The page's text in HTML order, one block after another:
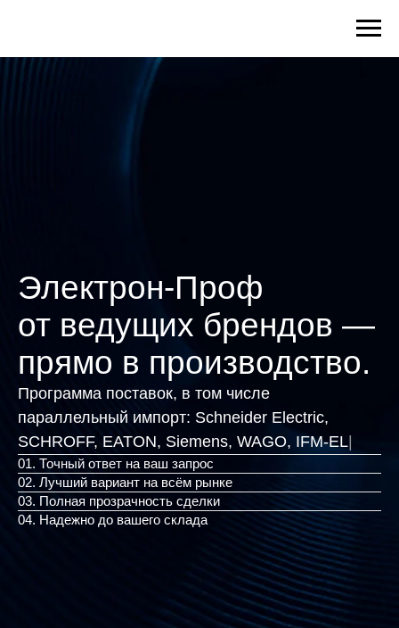
Электрон-Проф
от ведущих брендов —
прямо в производство.
Программа поставок, в том числе
параллельный импорт: Schneider Electric,
SCHROFF, EATON, Siemens, WA|
01. Точный ответ на ваш запрос
02. Лучший вариант на всём рынке
03. Полная прозрачность сделки
04. Надежно до вашего склада